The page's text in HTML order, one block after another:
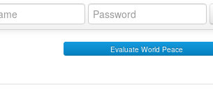
Evaluate World Peace